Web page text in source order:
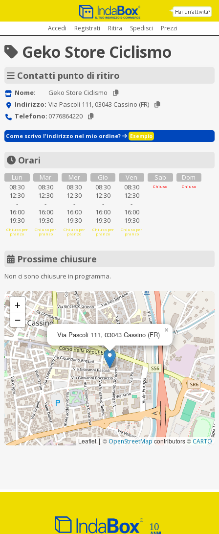
Hai un'attività?
Accedi Registrati Ritira Spedisci Prezzi
Geko Store Ciclismo
Contatti punto di ritiro
Nome:
Geko Store Ciclismo
Indirizzo: Via Pascoli 111, 03043 Cassino (FR)
Telefono: 0776864220
Come scrivo l'indirizzo nel mio ordine? Esempio
Orari
Lun
08:30
12:30
-
16:00
19:30
Chiuso per
pranzo
Mar
08:30
12:30
-
16:00
19:30
Chiuso per
pranzo
Mer
08:30
12:30
-
16:00
19:30
Chiuso per
pranzo
Gio
08:30
12:30
-
16:00
19:30
Chiuso per
pranzo
Ven
08:30
12:30
-
16:00
19:30
Chiuso per
pranzo
Sab
Chiuso
Dom
Chiuso
Prossime chiusure
Non ci sono chiusure in programma.
Via Pascoli 111, 03043 Cassino (FR) ×
+
−
Leaflet | © OpenStreetMap contributors © CARTO